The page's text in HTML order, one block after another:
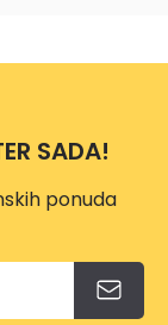
SADA!
ponuda